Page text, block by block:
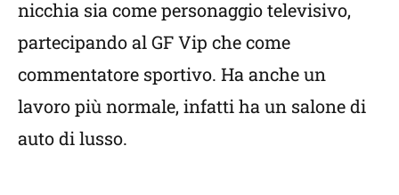
nicchia sia come personaggio televisivo,
partecipando al GF Vip che come
commentatore sportivo. Ha anche un
lavoro più normale, infatti ha un salone di
auto di lusso.